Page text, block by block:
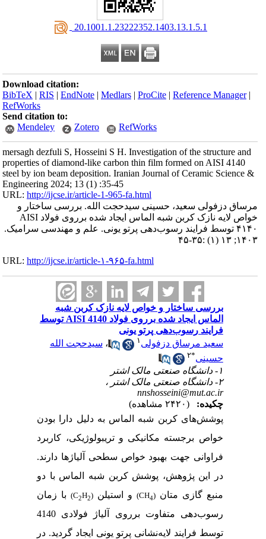
‎ 20.1001.1.23222352.1403.13.1.5.1
Download citation:
BibTeX |RIS |EndNote |Medlars |ProCite |Reference Manager
RefWorks
Send citation to:
Mendeley
Zotero RefWorks
mersagh dezfuli S, Hosseini S H. Investigation of the structure and
properties of diamond-like carbon thin film formed on AISI 4140
steel by ion beam deposition. Iranian Journal of Ceramic Science &
Engineering 2024; 13 (1) :35-45
URL:http://ijcse.ir/article-1-965-fa.html
مرساق دزفولی سعید، حسینی سیدحجت الله. بررسی ساختار و
خواص لایه نازک کربن شبه الماس ایجاد شده برروی فولاد AISI
۴۱۴۰ توسط فرایند رسوب‌دهی پرتو یونی. علم و مهندسی سرامیک.
۱۴۰۳; ۱۳ (۱) :۳۵-۴۵
URL:http://ijcse.ir/article-۱-۹۶۵-fa.html
بررسی ساختار و خواص لایه نازک کربن شبه
الماس ایجاد شده برروی فولاد AISI 4140 توسط
فرایند رسوب‌دهی پرتو یونی
سعید مرساق دزفولی
،سیدحجت الله
حسینی
۲
۲- دانشگاه صنعتی مالک اشتر ،
nnshosseini@mut.ac.ir
چکیده:
پوشش­‌های کربن شبه الماس به دلیل دارا بودن
خواص برجسته مکانیکی و تریبولوژیکی، کاربرد
فراوانی جهت بهبود خواص سطحی آلیاژها دارند.
در این پژوهش، پوششکربن شبه الماس با دو
منبع گازی متان(
CH4
)و استیلن(
C2H
)با زمان
رسوب­‌دهی متفاوت برروی آلیاژ فولادی4140
توسط فرایند لایه­‌نشانی پرتو یونی ایجاد گردید. در